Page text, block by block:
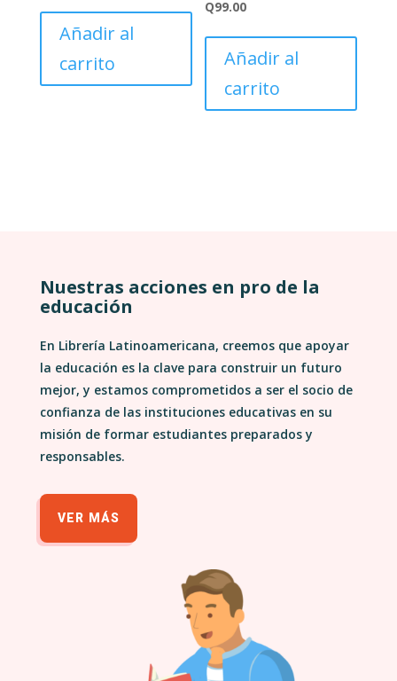
Añadir al
carrito
Q99.00
Añadir al
carrito
Nuestras acciones en pro de la
educación
En Librería Latinoamericana, creemos que apoyar
la educación es la clave para construir un futuro
mejor, y estamos comprometidos a ser el socio de
confianza de las instituciones educativas en su
misión de formar estudiantes preparados y
responsables.
VER MÁS